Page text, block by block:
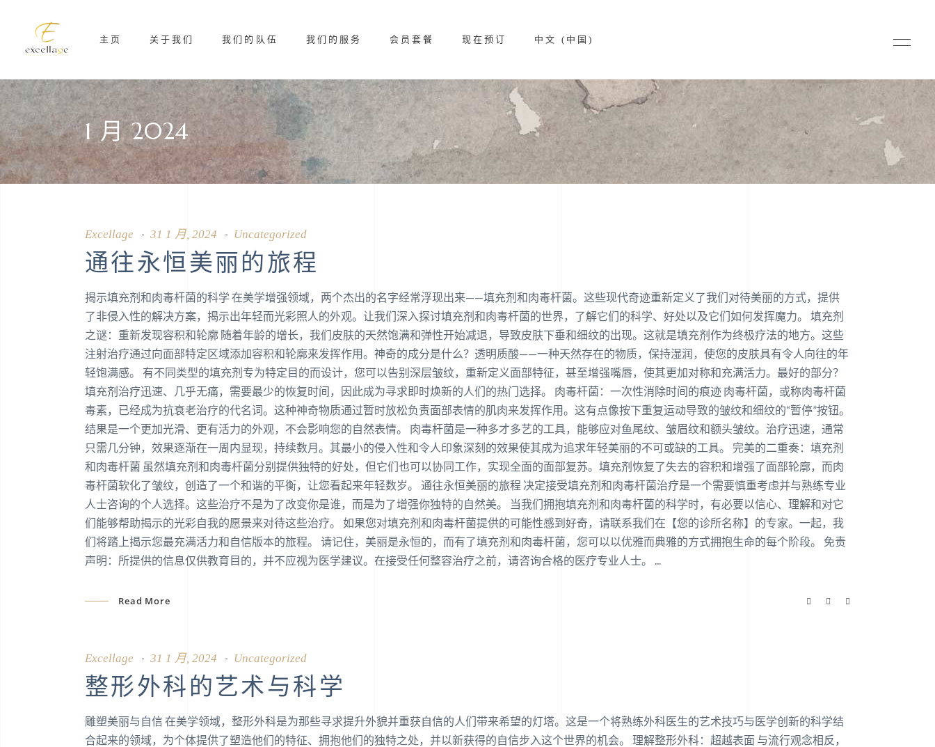
主页 关于我们 我们的队伍 我们的服务 会员套餐 现在预订 中文 (中国)
1 月 2024
Excellage 31 1 月, 2024 Uncategorized
通往永恒美丽的旅程
揭示填充剂和肉毒杆菌的科学 在美学增强领域，两个杰出的名字经常浮现出来——填充剂和肉毒杆菌。这些现代奇迹重新定义了我们对待美丽的方式，提供
了非侵入性的解决方案，揭示出年轻而光彩照人的外观。让我们深入探讨填充剂和肉毒杆菌的世界，了解它们的科学、好处以及它们如何发挥魔力。 填充剂
之谜：重新发现容积和轮廓 随着年龄的增长，我们皮肤的天然饱满和弹性开始减退，导致皮肤下垂和细纹的出现。这就是填充剂作为终极疗法的地方。这些
注射治疗通过向面部特定区域添加容积和轮廓来发挥作用。神奇的成分是什么？透明质酸——一种天然存在的物质，保持湿润，使您的皮肤具有令人向往的年
轻饱满感。 有不同类型的填充剂专为特定目的而设计，您可以告别深层皱纹，重新定义面部特征，甚至增强嘴唇，使其更加对称和充满活力。最好的部分？
填充剂治疗迅速、几乎无痛，需要最少的恢复时间，因此成为寻求即时焕新的人们的热门选择。 肉毒杆菌：一次性消除时间的痕迹 肉毒杆菌，或称肉毒杆菌
毒素，已经成为抗衰老治疗的代名词。这种神奇物质通过暂时放松负责面部表情的肌肉来发挥作用。这有点像按下重复运动导致的皱纹和细纹的“暂停”按钮。
结果是一个更加光滑、更有活力的外观，不会影响您的自然表情。 肉毒杆菌是一种多才多艺的工具，能够应对鱼尾纹、皱眉纹和额头皱纹。治疗迅速，通常
只需几分钟，效果逐渐在一周内显现，持续数月。其最小的侵入性和令人印象深刻的效果使其成为追求年轻美丽的不可或缺的工具。 完美的二重奏：填充剂
和肉毒杆菌 虽然填充剂和肉毒杆菌分别提供独特的好处，但它们也可以协同工作，实现全面的面部复苏。填充剂恢复了失去的容积和增强了面部轮廓，而肉
毒杆菌软化了皱纹，创造了一个和谐的平衡，让您看起来年轻数岁。 通往永恒美丽的旅程 决定接受填充剂和肉毒杆菌治疗是一个需要慎重考虑并与熟练专业
人士咨询的个人选择。这些治疗不是为了改变你是谁，而是为了增强你独特的自然美。 当我们拥抱填充剂和肉毒杆菌的科学时，有必要以信心、理解和对它
们能够帮助揭示的光彩自我的愿景来对待这些治疗。 如果您对填充剂和肉毒杆菌提供的可能性感到好奇，请联系我们在【您的诊所名称】的专家。一起，我
们将踏上揭示您最充满活力和自信版本的旅程。 请记住，美丽是永恒的，而有了填充剂和肉毒杆菌，您可以以优雅而典雅的方式拥抱生命的每个阶段。 免责
声明：所提供的信息仅供教育目的，并不应视为医学建议。在接受任何整容治疗之前，请咨询合格的医疗专业人士。
Read More
Excellage 31 1 月, 2024 Uncategorized
整形外科的艺术与科学
雕塑美丽与自信 在美学领域，整形外科是为那些寻求提升外貌并重获自信的人们带来希望的灯塔。这是一个将熟练外科医生的艺术技巧与医学创新的科学结
合起来的领域，为个体提供了塑造他们的特征、拥抱他们的独特之处，并以新获得的自信步入这个世界的机会。 理解整形外科：超越表面 与流行观念相反，